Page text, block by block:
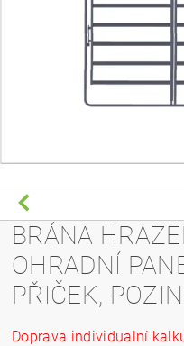
BRÁNA
OHRADNÍ
PŘIČEK,
Doprava individualní